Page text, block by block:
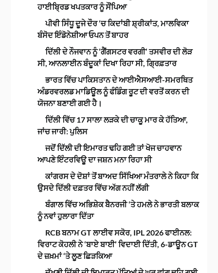
ਹਾਈਬ੍ਰਿਡ ਖਪਤਕਾਰ ਨੂੰ ਸੌਂਪਿਆ
ਪੀਵੀ ਸਿੰਧੂ ਦੂਜੇ ਦੌਰ ‘ਚ ਕਿਦਾਂਬੀ ਸ਼੍ਰੀਕਾਂਤ, ਮਾਲਵਿਕਾ
ਬੰਸੋਦ ਇੰਡੋਨੇਸ਼ੀਆ ਓਪਨ ਤੋਂ ਬਾਹਰ
ਦਿੱਲੀ ਦੇ ਨੌਜਵਾਨ ਨੂੰ ‘ਗੈਂਗਸਟਰ ਵਰਗੀ’ ਤਸਵੀਰ ਦੀ ਲੋੜ
ਸੀ, ਆਨਲਾਈਨ ਬੰਦੂਕਾਂ ਦਿਖਾ ਰਿਹਾ ਸੀ, ਗ੍ਰਿਫ਼ਤਾਰ
ਭਾਰਤ ਵਿੱਚ ਪਾਕਿਸਤਾਨ ਦੇ ਆਈਐਸਆਈ-ਸਮਰਥਿਤ
ਅੰਡਰਵਰਲਡ ਮਾਡਿਊਲ ਨੂੰ ਫੰਡਿੰਗ ਰੂਟ ਦੀ ਵਰਤੋਂ ਕਰਨ ਦੀ
ਯੋਜਨਾ ਬਣਾਈ ਗਈ ਹੈ।
ਦਿੱਲੀ ਵਿੱਚ 17 ਸਾਲਾ ਲੜਕੇ ਦੀ ਚਾਕੂ ਮਾਰ ਕੇ ਹੱਤਿਆ,
ਜਾਂਚ ਜਾਰੀ: ਪੁਲਿਸ
ਜਦੋਂ ਦਿੱਲੀ ਦੀ ਇਮਾਰਤ ਢਹਿ ਗਈ ਤਾਂ ਖੋਜ ਚਾਹਵਾਨ
ਆਪਣੇ ਇੰਟਰਵਿਊ ਦਾ ਜਸ਼ਨ ਮਨਾ ਰਿਹਾ ਸੀ
ਕਾਂਗਰਸ ਦੇ ਦੋਸ਼ਾਂ ਤੋਂ ਬਾਅਦ ਸਿੱਖਿਆ ਮੰਤਰਾਲੇ ਨੇ ਕਿਹਾ ਕਿ
ਉਸਦੇ ਦਿੱਲੀ ਦਫ਼ਤਰ ਵਿੱਚ ਅੱਗ ਨਹੀਂ ਲੱਗੀ
ਬੰਗਾਲ ਵਿੱਚ ਅਭਿਸ਼ੇਕ ਬੈਨਰਜੀ ‘ਤੇ ਹਮਲੇ ਨੇ ਭਾਰਤੀ ਬਲਾਕ
ਨੂੰ ਨਵਾਂ ਹੁਲਾਰਾ ਦਿੱਤਾ
RCB ਬਨਾਮ GT ਲਾਈਵ ਸਕੋਰ, IPL 2026 ਫਾਈਨਲ:
ਵਿਰਾਟ ਕੋਹਲੀ ਨੇ ‘ਬਾਏ ਬਾਈ’ ਵਿਦਾਈ ਦਿੱਤੀ, 6-ਡਾਊਨ GT
ਦੇ ਜ਼ਖ਼ਮਾਂ ‘ਤੇ ਲੂਣ ਛਿੜਕਿਆ